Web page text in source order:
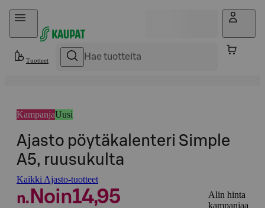
Hyppää sisältöön
Tuotteet
KampanjaUusi
Ajasto pöytäkalenteri Simple
A5, ruusukulta
Kaikki Ajasto-tuotteet
n. Noin14,95
Alin hinta
kampanjaa